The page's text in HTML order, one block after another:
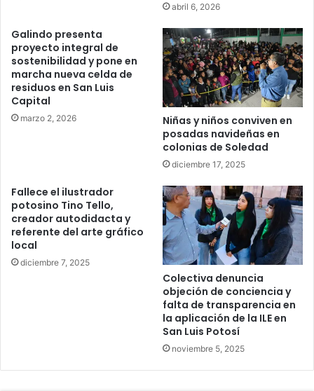
abril 6, 2026
Galindo presenta
proyecto integral de
sostenibilidad y pone en
marcha nueva celda de
residuos en San Luis
Capital
marzo 2, 2026
Niñas y niños conviven en
posadas navideñas en
colonias de Soledad
diciembre 17, 2025
Fallece el ilustrador
potosino Tino Tello,
creador autodidacta y
referente del arte gráfico
local
diciembre 7, 2025
Colectiva denuncia
objeción de conciencia y
falta de transparencia en
la aplicación de la ILE en
San Luis Potosí
noviembre 5, 2025